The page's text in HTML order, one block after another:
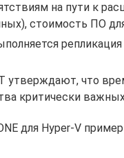
на пути к
стоимость ПО
утверждают, что
критически
для Hyper-V